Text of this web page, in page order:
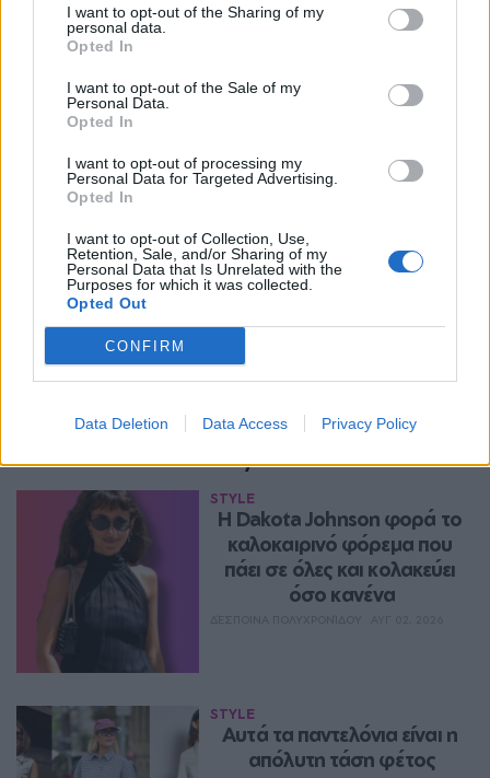
I want to opt-out of the Sharing of my
personal data.
Opted In
I want to opt-out of the Sale of my
Personal Data.
Opted In
I want to opt-out of processing my
Personal Data for Targeted Advertising.
Opted In
I want to opt-out of Collection, Use,
Retention, Sale, and/or Sharing of my
Personal Data that Is Unrelated with the
Purposes for which it was collected.
Opted Out
CONFIRM
Data Deletion Data Access Privacy Policy
Περισσότερα Θέματα
STYLE
Η Dakota Johnson φορά το
καλοκαιρινό φόρεμα που
πάει σε όλες και κολακεύει
όσο κανένα
STYLE
Aυτά τα παντελόνια είναι η
απόλυτη τάση φέτος